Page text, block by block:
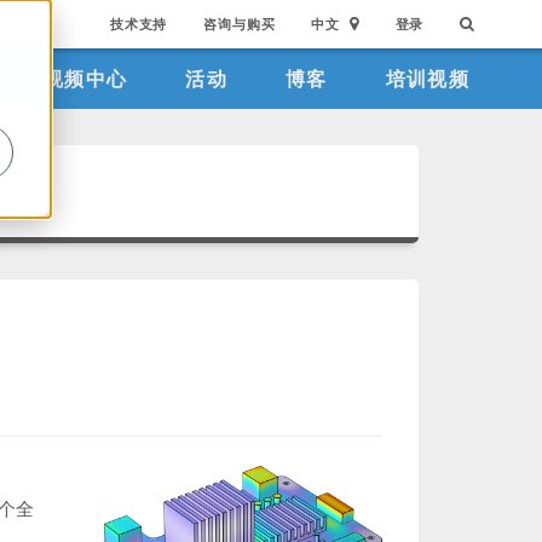
技术支持 咨询与购买 中文 登录
视频中心 活动 博客 培训视频
全